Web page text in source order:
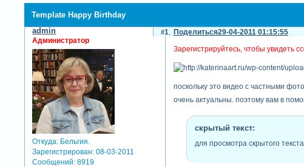
Template Happy Birthday
Поделиться
1 29-04-2011 01:15:55
admin
Администратор
Откуда: Бельгия.
Зарегистрирован: 08-03-2011
Сообщений: 8919
Зарегистрируйтесь, чтобы увидеть
поскольку это видео с частными
очень актуальны. поэтому вам в
скрытый текст:
для просмотра скрытого